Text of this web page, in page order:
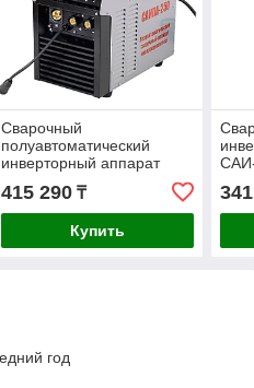
Сварочный
полуавтоматический
инверторный аппарат
Ресанта САИПА-250 65/65
415 290₸
Купить
год